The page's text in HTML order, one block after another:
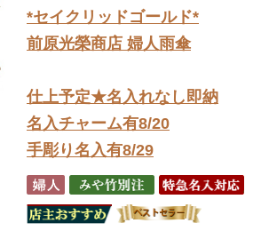
*セイクリッドゴールド*
前原光榮商店 婦人雨傘
仕上予定★名入れなし即納
名入チャーム有8/20
手彫り名入有8/29